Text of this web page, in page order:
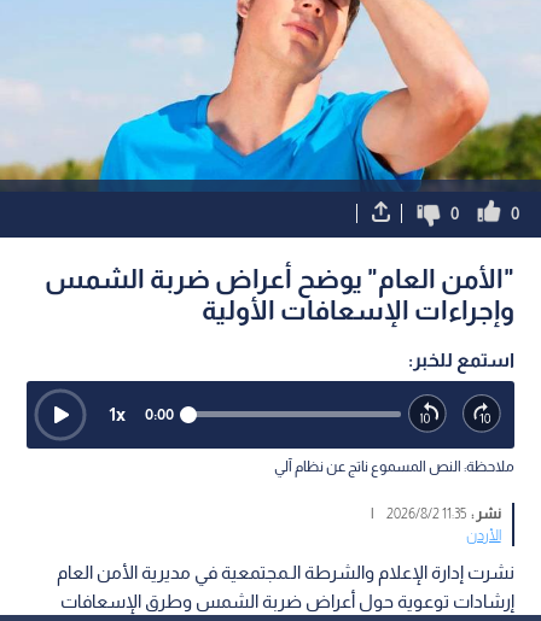
0
0
"الأمن العام" يوضح أعراض ضربة الشمس
وإجراءات الإسعافات الأولية
استمع للخبر:
0:00
1x
ملاحظة: النص المسموع ناتج عن نظام آلي
نشر :11:35 2026/8/2
|
الأردن
نشرت إدارة الإعلام والشرطة الـمجتمعية في مديرية الأمن العام
إرشادات توعوية حول أعراض ضربة الشمس وطرق الإسعافات